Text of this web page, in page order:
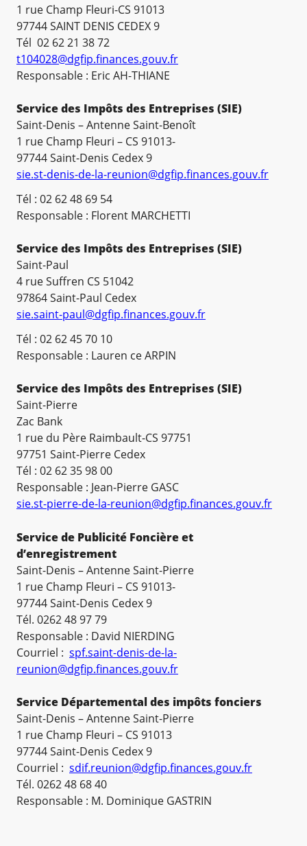
1 rue Champ Fleuri-CS 91013
97744 SAINT DENIS CEDEX 9
Tél 02 62 21 38 72
t104028@dgfip.finances.gouv.fr
Responsable : Eric AH-THIANE
Service des Impôts des Entreprises (SIE)
Saint-Denis – Antenne Saint-Benoît
1 rue Champ Fleuri – CS 91013-
97744 Saint-Denis Cedex 9
sie.st-denis-de-la-reunion@dgfip.finances.gouv.fr
Tél : 02 62 48 69 54
Responsable : Florent MARCHETTI
Service des Impôts des Entreprises (SIE)
Saint-Paul
4 rue Suffren CS 51042
97864 Saint-Paul Cedex
sie.saint-paul@dgfip.finances.gouv.fr
Tél : 02 62 45 70 10
Responsable : Lauren ce ARPIN
Service des Impôts des Entreprises (SIE)
Saint-Pierre
Zac Bank
1 rue du Père Raimbault-CS 97751
97751 Saint-Pierre Cedex
Tél : 02 62 35 98 00
Responsable : Jean-Pierre GASC
sie.st-pierre-de-la-reunion@dgfip.finances.gouv.fr
Service de Publicité Foncière et
d’enregistrement
Saint-Denis – Antenne Saint-Pierre
1 rue Champ Fleuri – CS 91013-
97744 Saint-Denis Cedex 9
Tél. 0262 48 97 79
Responsable : David NIERDING
Courriel : spf.saint-denis-de-la-
reunion@dgfip.finances.gouv.fr
Service Départemental des impôts fonciers
Saint-Denis – Antenne Saint-Pierre
1 rue Champ Fleuri – CS 91013
97744 Saint-Denis Cedex 9
Courriel : sdif.reunion@dgfip.finances.gouv.fr
Tél. 0262 48 68 40
Responsable : M. Dominique GASTRIN